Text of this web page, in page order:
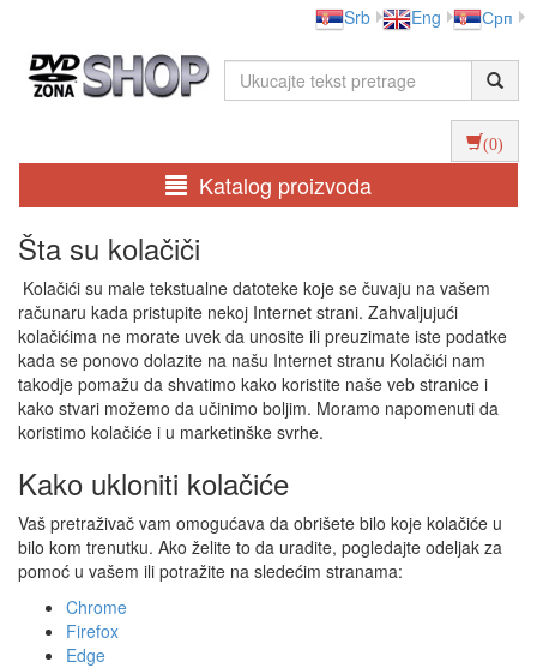
Srb Eng Срп
(0)
Katalog proizvoda
Šta su kolačiči
Kolačići su male tekstualne datoteke koje se čuvaju na vašem
računaru kada pristupite nekoj Internet strani. Zahvaljujući
kolačićima ne morate uvek da unosite ili preuzimate iste podatke
kada se ponovo dolazite na našu Internet stranu Kolačići nam
takodje pomažu da shvatimo kako koristite naše veb stranice i
kako stvari možemo da učinimo boljim. Moramo napomenuti da
koristimo kolačiće i u marketinške svrhe.
Kako ukloniti kolačiće
Vaš pretraživač vam omogućava da obrišete bilo koje kolačiće u
bilo kom trenutku. Ako želite to da uradite, pogledajte odeljak za
pomoć u vašem ili potražite na sledećim stranama:
Chrome
Firefox
Edge